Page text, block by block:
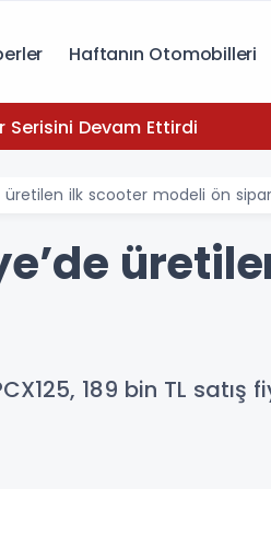
Haftanın Otomobilleri
Zafer Serisini Devam Ettirdi
üretilen ilk scooter modeli ön
189 bin TL